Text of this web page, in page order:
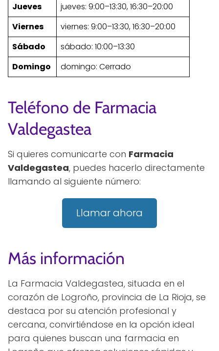
Jueves
jueves: 9:00–13:30, 16:30–20:00
Viernes
viernes: 9:00–13:30, 16:30–20:00
Sábado
sábado: 10:00–13:30
Domingo
domingo: Cerrado
Teléfono de Farmacia
Valdegastea
Si quieres comunicarte con Farmacia
Valdegastea, puedes hacerlo directamente
llamando al siguiente número:
Llamar ahora
Más información
La Farmacia Valdegastea, situada en el
corazón de Logroño, provincia de La Rioja, se
destaca por su atención profesional y
cercana, convirtiéndose en la opción ideal
para quienes buscan una farmacia en